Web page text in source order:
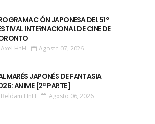
JAPONESA DEL 51º
INTERNACIONAL DE CINE DE
Axel HnH Agosto 07, 2026
JAPONÉS DE FANTASIA
ANIME [2ª PARTE]
Beldam HnH Agosto 06, 2026